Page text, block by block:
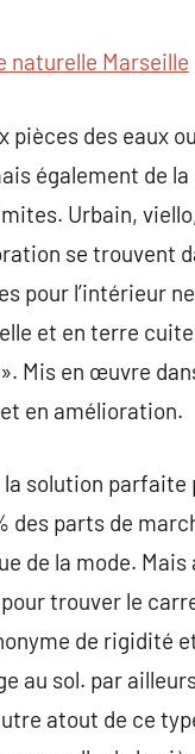
naturelle Marseille
des eaux
également de
Urbain,
se trouvent
pour l’intérieur
et en terre
Mis en œuvre
en amélioration.
solution parfaite
parts de
de la mode.
trouver le
de rigidité
au sol. par
atout de ce